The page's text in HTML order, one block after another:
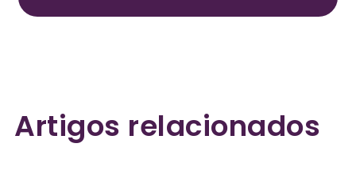
Artigos relacionados